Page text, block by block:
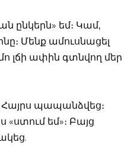
ընկերն» եմ։ Կամ,
Մենք ամուսնացել
լճի ափին գտնվող մեր
Հայրս պապանձվեց։
«ստում եմ»։ Բայց